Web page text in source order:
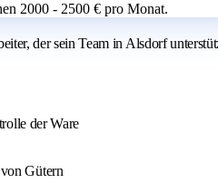
2000 - 2500 € pro Monat.
der sein Team in Alsdorf
der Ware
Gütern